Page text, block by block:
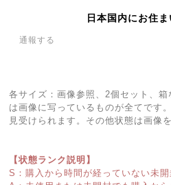
日本国内にお住
通報する
各サイズ：画像参照、2個セット、
は画像に写っているものが全てです
見受けられます。その他状態は画像
【状態ランク説明】
S：購入から時間が経っていない未開